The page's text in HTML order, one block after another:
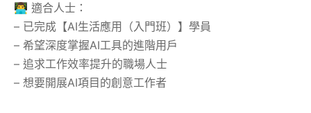
👨‍💻 適合人士：
– 已完成【AI生活應用（入門班）】學員
– 希望深度掌握AI工具的進階用戶
– 追求工作效率提升的職場人士
– 想要開展AI項目的創意工作者